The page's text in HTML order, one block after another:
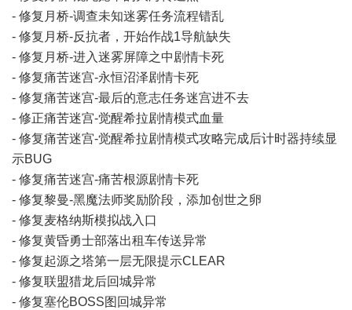
- 修复月桥-调查未知迷雾任务流程错乱
- 修复月桥-反抗者，开始作战1导航缺失
- 修复月桥-进入迷雾屏障之中剧情卡死
- 修复痛苦迷宫-永恒沼泽剧情卡死
- 修复痛苦迷宫-最后的意志任务迷宫进不去
- 修正痛苦迷宫-觉醒希拉剧情模式血量
- 修复痛苦迷宫-觉醒希拉剧情模式攻略完成后计时器持续显
示BUG
- 修复痛苦迷宫-痛苦根源剧情卡死
- 修复黎曼-黑魔法师奖励阶段，添加创世之卵
- 修复麦格纳斯模拟战入口
- 修复黄昏勇士部落出租车传送异常
- 修复起源之塔第一层无限提示CLEAR
- 修复联盟猎龙后回城异常
- 修复塞伦BOSS图回城异常